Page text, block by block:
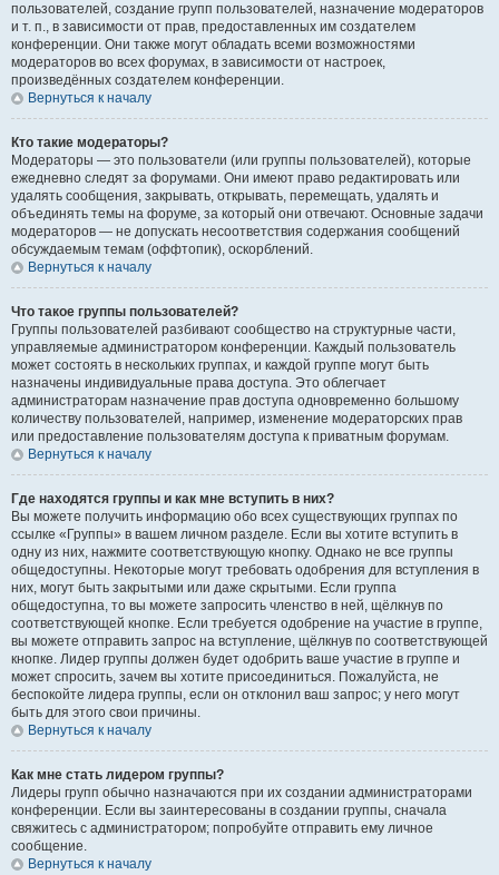
пользователей, создание групп пользователей, назначение модераторов
и т. п., в зависимости от прав, предоставленных им создателем
конференции. Они также могут обладать всеми возможностями
модераторов во всех форумах, в зависимости от настроек,
произведённых создателем конференции.
Вернуться к началу
Кто такие модераторы?
Модераторы — это пользователи (или группы пользователей), которые
ежедневно следят за форумами. Они имеют право редактировать или
удалять сообщения, закрывать, открывать, перемещать, удалять и
объединять темы на форуме, за который они отвечают. Основные задачи
модераторов — не допускать несоответствия содержания сообщений
обсуждаемым темам (оффтопик), оскорблений.
Вернуться к началу
Что такое группы пользователей?
Группы пользователей разбивают сообщество на структурные части,
управляемые администратором конференции. Каждый пользователь
может состоять в нескольких группах, и каждой группе могут быть
назначены индивидуальные права доступа. Это облегчает
администраторам назначение прав доступа одновременно большому
количеству пользователей, например, изменение модераторских прав
или предоставление пользователям доступа к приватным форумам.
Вернуться к началу
Где находятся группы и как мне вступить в них?
Вы можете получить информацию обо всех существующих группах по
ссылке «Группы» в вашем личном разделе. Если вы хотите вступить в
одну из них, нажмите соответствующую кнопку. Однако не все группы
общедоступны. Некоторые могут требовать одобрения для вступления в
них, могут быть закрытыми или даже скрытыми. Если группа
общедоступна, то вы можете запросить членство в ней, щёлкнув по
соответствующей кнопке. Если требуется одобрение на участие в группе,
вы можете отправить запрос на вступление, щёлкнув по соответствующей
кнопке. Лидер группы должен будет одобрить ваше участие в группе и
может спросить, зачем вы хотите присоединиться. Пожалуйста, не
беспокойте лидера группы, если он отклонил ваш запрос; у него могут
быть для этого свои причины.
Вернуться к началу
Как мне стать лидером группы?
Лидеры групп обычно назначаются при их создании администраторами
конференции. Если вы заинтересованы в создании группы, сначала
свяжитесь с администратором; попробуйте отправить ему личное
сообщение.
Вернуться к началу